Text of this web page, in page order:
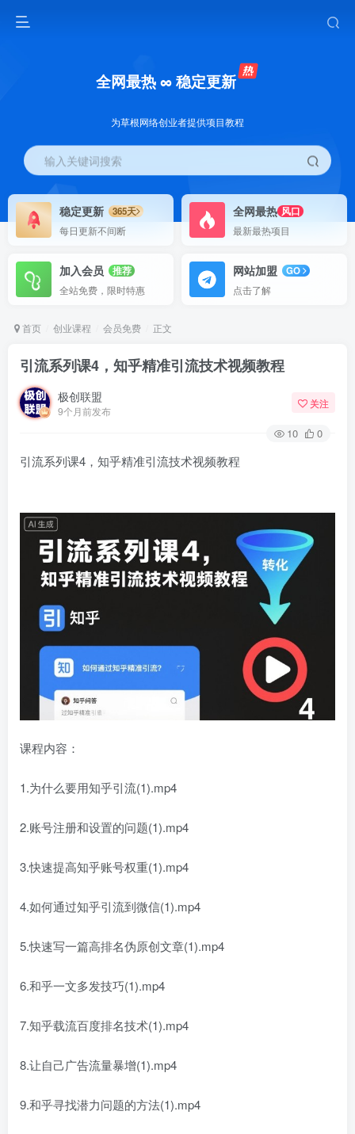
全网最热 ∞ 稳定更新
为草根网络创业者提供项目教程
输入关键词搜索
稳定更新
365天
每日更新不间断
全网最热 风口
最新最热项目
加入会员
推荐
全站免费，限时特惠
网站加盟
GO
点击了解
首页 创业课程 会员免费 正文
引流系列课4，知乎精准引流技术视频教程
极创联盟
9个月前发布
关注
10 0
引流系列课4，知乎精准引流技术视频教程
课程内容：
1.为什么要用知乎引流(1).mp4
2.账号注册和设置的问题(1).mp4
3.快速提高知乎账号权重(1).mp4
4.如何通过知乎引流到微信(1).mp4
5.快速写一篇高排名伪原创文章(1).mp4
6.和乎一文多发技巧(1).mp4
7.知乎载流百度排名技术(1).mp4
8.让自己广告流量暴增(1).mp4
9.和乎寻找潜力问题的方法(1).mp4